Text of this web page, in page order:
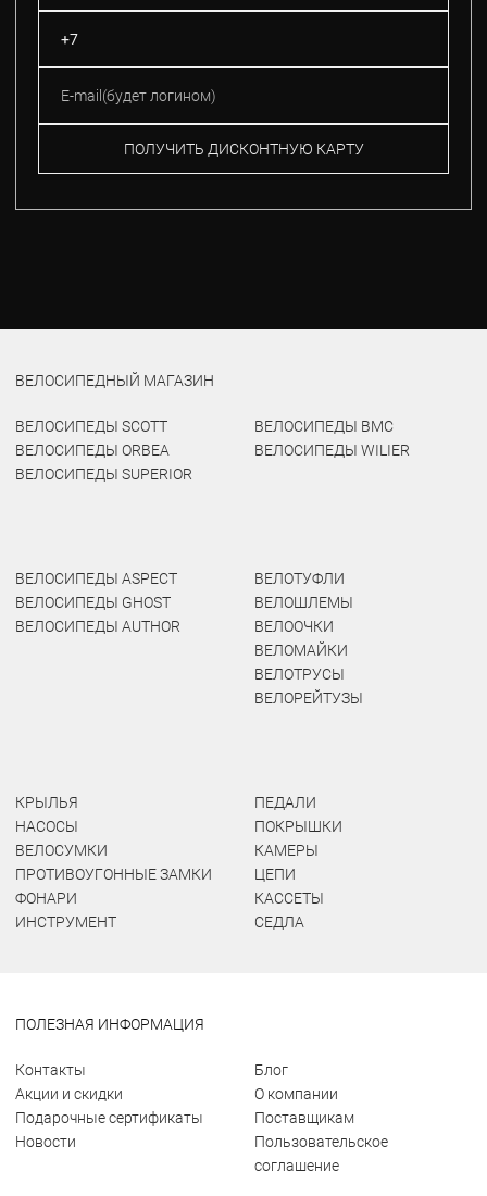
ПОЛУЧИТЬ ДИСКОНТНУЮ КАРТУ
ВЕЛОСИПЕДНЫЙ МАГАЗИН
ВЕЛОСИПЕДЫ SCOTT
ВЕЛОСИПЕДЫ ORBEA
ВЕЛОСИПЕДЫ SUPERIOR
ВЕЛОСИПЕДЫ BMC
ВЕЛОСИПЕДЫ WILIER
ВЕЛОСИПЕДЫ ASPECT
ВЕЛОСИПЕДЫ GHOST
ВЕЛОСИПЕДЫ AUTHOR
ВЕЛОТУФЛИ
ВЕЛОШЛЕМЫ
ВЕЛООЧКИ
ВЕЛОМАЙКИ
ВЕЛОТРУСЫ
ВЕЛОРЕЙТУЗЫ
КРЫЛЬЯ
НАСОСЫ
ВЕЛОСУМКИ
ПРОТИВОУГОННЫЕ ЗАМКИ
ФОНАРИ
ИНСТРУМЕНТ
ПЕДАЛИ
ПОКРЫШКИ
КАМЕРЫ
ЦЕПИ
КАССЕТЫ
СЕДЛА
ПОЛЕЗНАЯ ИНФОРМАЦИЯ
Контакты
Акции и скидки
Подарочные сертификаты
Новости
Блог
О компании
Поставщикам
Пользовательское
соглашение